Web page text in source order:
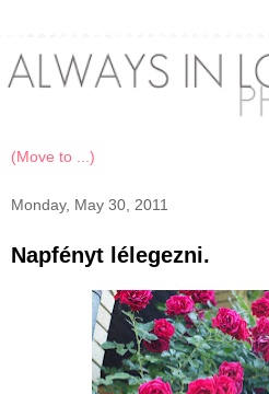
Monday, May 30, 2011
Napfényt lélegezni.